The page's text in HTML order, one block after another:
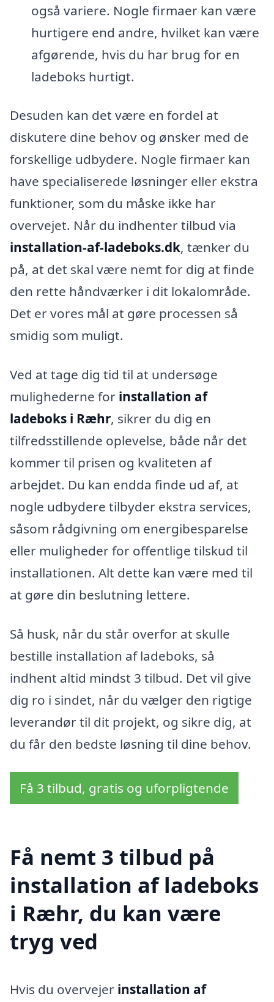
også variere. Nogle firmaer kan være
hurtigere end andre, hvilket kan være
afgørende, hvis du har brug for en
ladeboks hurtigt.
Desuden kan det være en fordel at
diskutere dine behov og ønsker med de
forskellige udbydere. Nogle firmaer kan
have specialiserede løsninger eller ekstra
funktioner, som du måske ikke har
overvejet. Når du indhenter tilbud via
installation-af-ladeboks.dk, tænker du
på, at det skal være nemt for dig at finde
den rette håndværker i dit lokalområde.
Det er vores mål at gøre processen så
smidig som muligt.
Ved at tage dig tid til at undersøge
mulighederne for installation af
ladeboks i Ræhr, sikrer du dig en
tilfredsstillende oplevelse, både når det
kommer til prisen og kvaliteten af
arbejdet. Du kan endda finde ud af, at
nogle udbydere tilbyder ekstra services,
såsom rådgivning om energibesparelse
eller muligheder for offentlige tilskud til
installationen. Alt dette kan være med til
at gøre din beslutning lettere.
Så husk, når du står overfor at skulle
bestille installation af ladeboks, så
indhent altid mindst 3 tilbud. Det vil give
dig ro i sindet, når du vælger den rigtige
leverandør til dit projekt, og sikre dig, at
du får den bedste løsning til dine behov.
Få 3 tilbud, gratis og uforpligtende
Få nemt 3 tilbud på
installation af ladeboks
i Ræhr, du kan være
tryg ved
Hvis du overvejer installation af